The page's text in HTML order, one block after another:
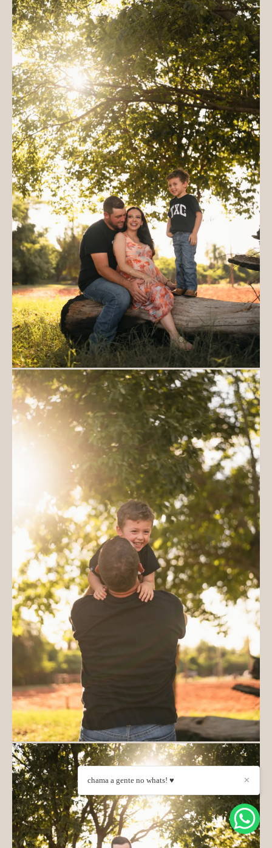
✕
chama a gente no whats! ♥